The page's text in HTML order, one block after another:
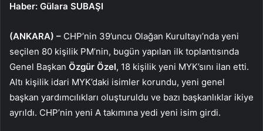
Haber: Gülara SUBAŞI
(ANKARA) – CHP’nin 39’uncu Olağan Kurultayı’nda yeni
seçilen 80 kişilik PM’nin, bugün yapılan ilk toplantısında
Genel Başkan Özgür Özel, 18 kişilik yeni MYK’sını ilan etti.
Altı kişilik idari MYK’daki isimler korundu, yeni genel
başkan yardımcılıkları oluşturuldu ve bazı başkanlıklar ikiye
ayrıldı. CHP’nin yeni A takımına yedi yeni isim girdi.